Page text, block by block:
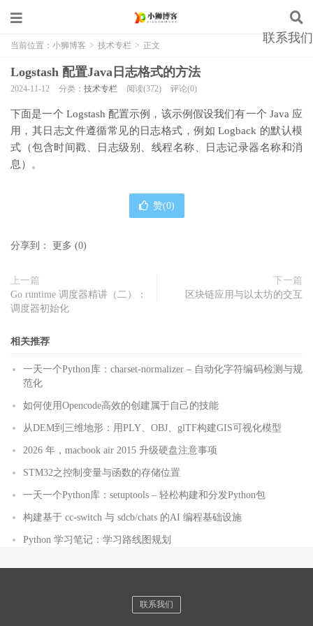
联系我们
当前位置： 小狮博客 > 技术专栏 > 正文
Logstash 配置Java日志格式的方法
2024-11-12 分类： 技术专栏 阅读(372) 评论(0)
下面是一个 Logstash 配置示例，该示例假设我们有一个 Java 应
用，其日志文件遵循常见的日志格式，例如 Logback 的默认模
式（包含时间戳、日志级别、线程名称、日志记录器名称和消
息）。
赞(0)
分享到： 更多 (0)
上一篇
Go runtime 调度器精讲（二）：
调度器初始化
下一篇
区块链应用与以太坊的交互
相关推荐
一天一个Python库：charset-normalizer – 自动化字符编码检测与规
范化
如何使用Opencode高效的创建属于自己的技能
从DEM到三维地形：用PLY、OBJ、glTF构建GIS可视化模型
2026 年，macbook air 2015 升级硬盘注意事项
STM32之控制变量与函数的存储位置
一天一个Python库：setuptools – 轻松构建和分发Python包
构建基于 cc-switch 与 sdcb/chats 的AI 编程基础设施
Python 学习笔记：学习路线图规划
联系我们